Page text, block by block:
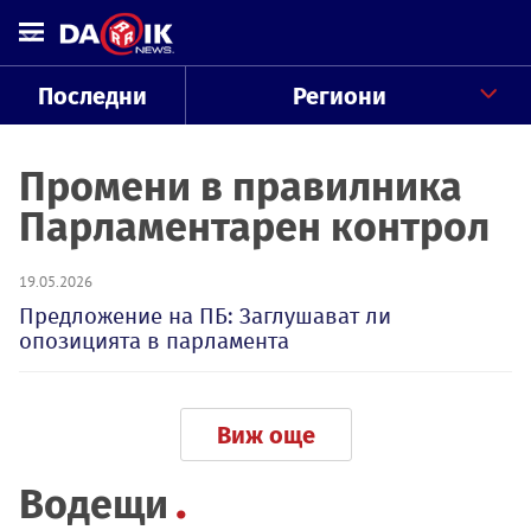
Последни Региони
Промени в правилника
Парламентарен контрол
19.05.2026
Предложение на ПБ: Заглушават ли
опозицията в парламента
Виж още
Водещи